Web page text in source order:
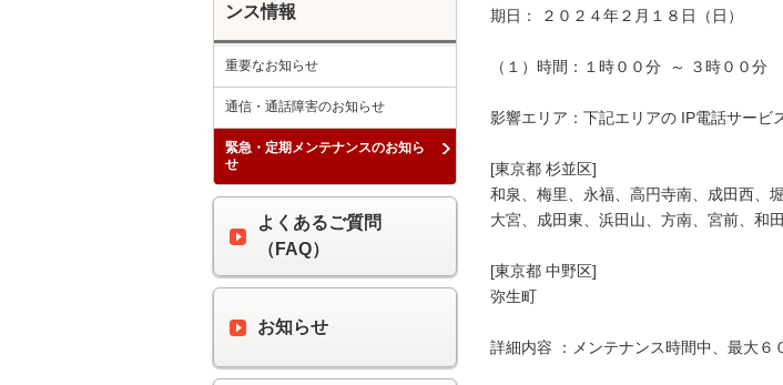
期日： ２０２４年２月１８日（日）
（１）時間：１時００分  ～ ３時００分
影響エリア：下記エリアの IP電話サービ
[東京都 杉並区]
和泉、梅里、永福、高円寺南、成田西、
大宮、成田東、浜田山、方南、宮前、和田
[東京都 中野区]
弥生町
詳細内容 ：メンテナンス時間中、最大６
ンス情報
重要なお知らせ
通信・通話障害のお知らせ
緊急・定期メンテナンスのお知ら
せ
よくあるご質問
（FAQ）
お知らせ